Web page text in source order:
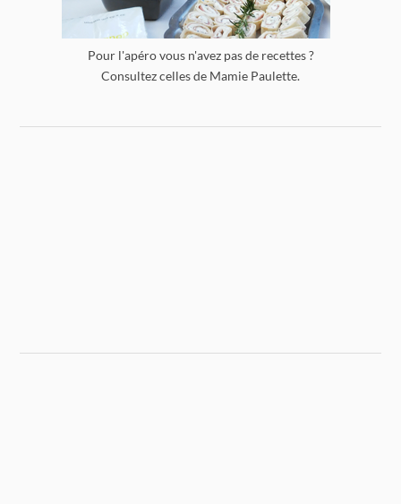
Pour l'apéro vous n'avez pas de recettes ?
Consultez celles de Mamie Paulette.